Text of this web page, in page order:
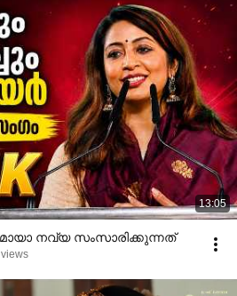
13:05
നവ്യ സംസാരിക്കുന്നത്